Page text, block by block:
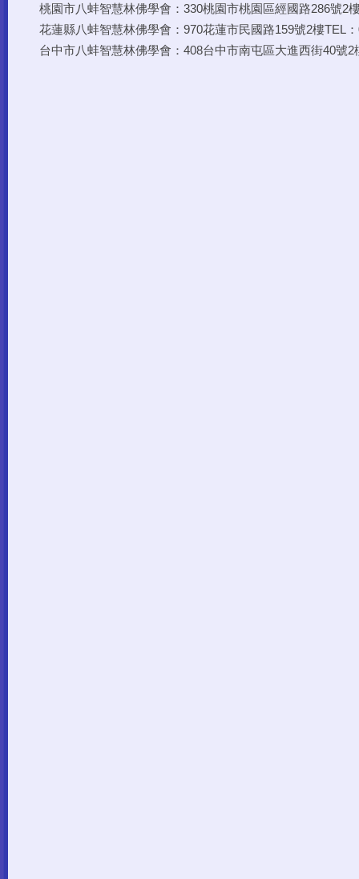
桃園市八蚌智慧林佛學會：330桃園市桃園區經國路286號2
花蓮縣八蚌智慧林佛學會：970花蓮市民國路159號2樓TEL
台中市八蚌智慧林佛學會：408台中市南屯區大進西街40號2